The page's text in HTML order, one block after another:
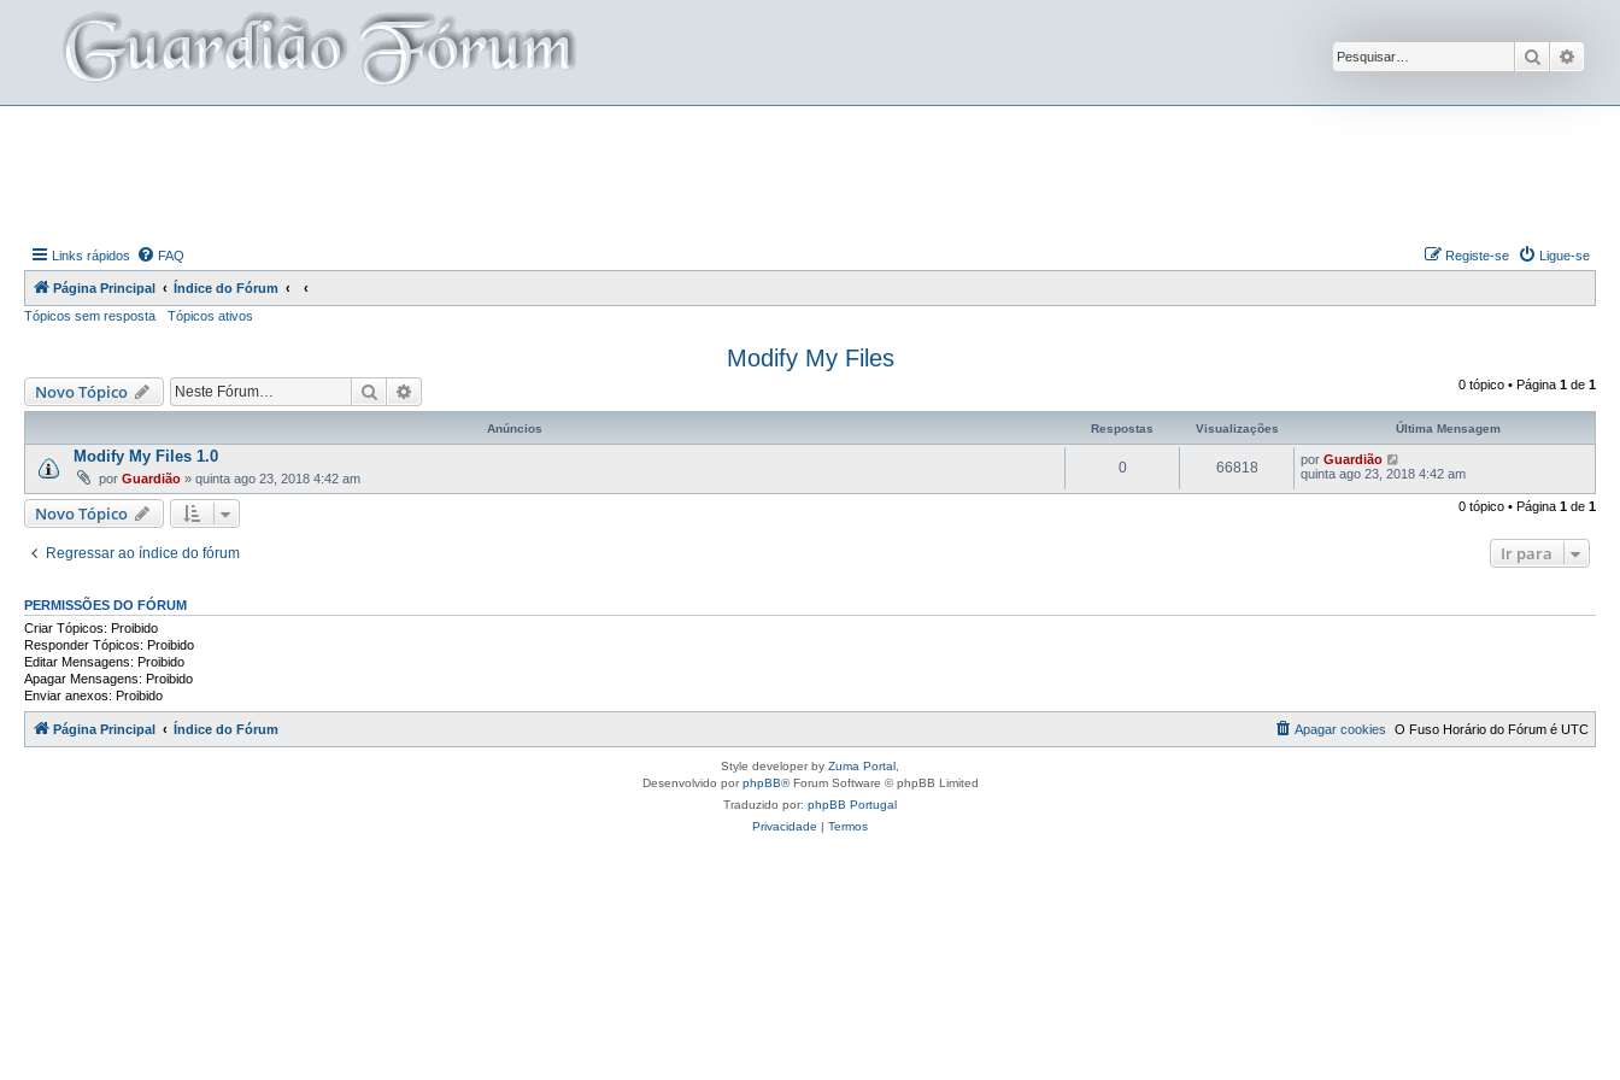
Pesquisar
Links rápidos FAQ Ligue-se
Registe-se
Página Principal
Índice do Fórum
Tópicos sem resposta
Tópicos ativos
Modify My Files
Novo Tópico Pesquisar 0 tópico • Página 1 de 1
Anúncios Respostas Visualizações Última Mensagem
Modify My Files 1.0
por Guardião » quinta ago 23, 2018 4:42 am
0 66818 por Guardião
quinta ago 23, 2018 4:42 am
Novo Tópico 0 tópico • Página 1 de 1
Regressar ao índice do fórum Ir para
PERMISSÕES DO FÓRUM
Criar Tópicos: Proibido
Responder Tópicos: Proibido
Editar Mensagens: Proibido
Apagar Mensagens: Proibido
Enviar anexos: Proibido
Página Principal Índice do Fórum O Fuso Horário do Fórum é UTC
Apagar cookies
Style developer by Zuma Portal
Desenvolvido porphpBB® Forum Software © phpBB Limited
Traduzido por: phpBB Portugal
Privacidade | Termos